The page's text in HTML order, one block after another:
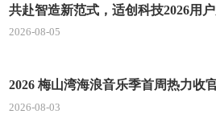
2026-08-05
2026-08-03